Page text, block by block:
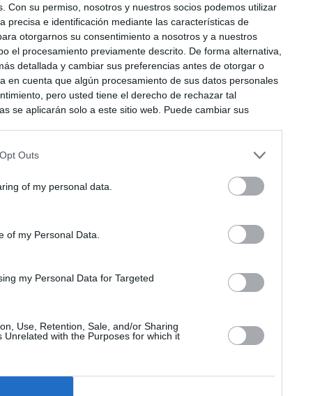
Con su permiso, nosotros y nuestros socios podemos utilizar
precisa e identificación mediante las características de
otorgarnos su consentimiento a nosotros y a nuestros
el procesamiento previamente descrito. De forma alternativa,
detallada y cambiar sus preferencias antes de otorgar o
en cuenta que algún procesamiento de sus datos personales
pero usted tiene el derecho de rechazar tal
se aplicarán solo a este sitio web. Puede cambiar sus
Outs
of my personal data.
of my Personal Data.
my Personal Data for Targeted
Use, Retention, Sale, and/or Sharing
Unrelated with the Purposes for which it